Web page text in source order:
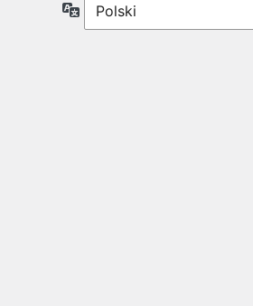
Język